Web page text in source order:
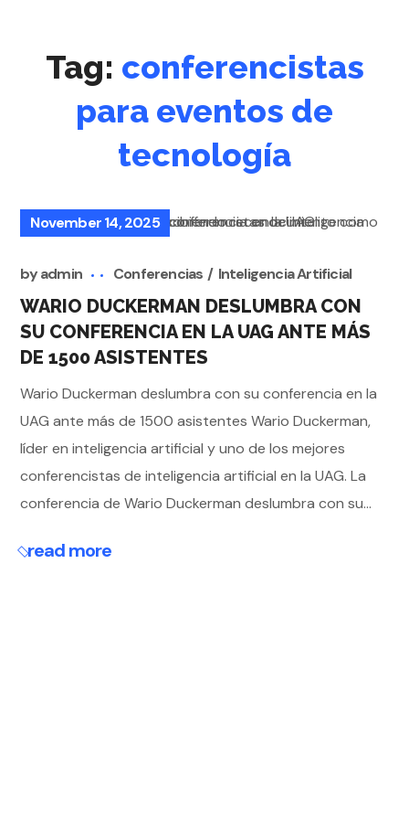
Tag: conferencistas
para eventos de
tecnología
November 14, 2025
byadmin Conferencias Inteligencia Artificial
WARIO DUCKERMAN DESLUMBRA CON
SU CONFERENCIA EN LA UAG ANTE MÁS
DE 1500 ASISTENTES
Wario Duckerman deslumbra con su conferencia en la
UAG ante más de 1500 asistentes Wario Duckerman,
líder en inteligencia artificial y uno de los mejores
conferencistas de inteligencia artificial en la UAG. La
conferencia de Wario Duckerman deslumbra con su...
read more